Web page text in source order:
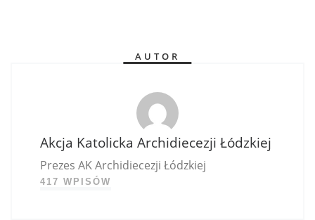
AUTOR
Akcja Katolicka Archidiecezji Łódzkiej
Prezes AK Archidiecezji Łódzkiej
417 WPISÓW